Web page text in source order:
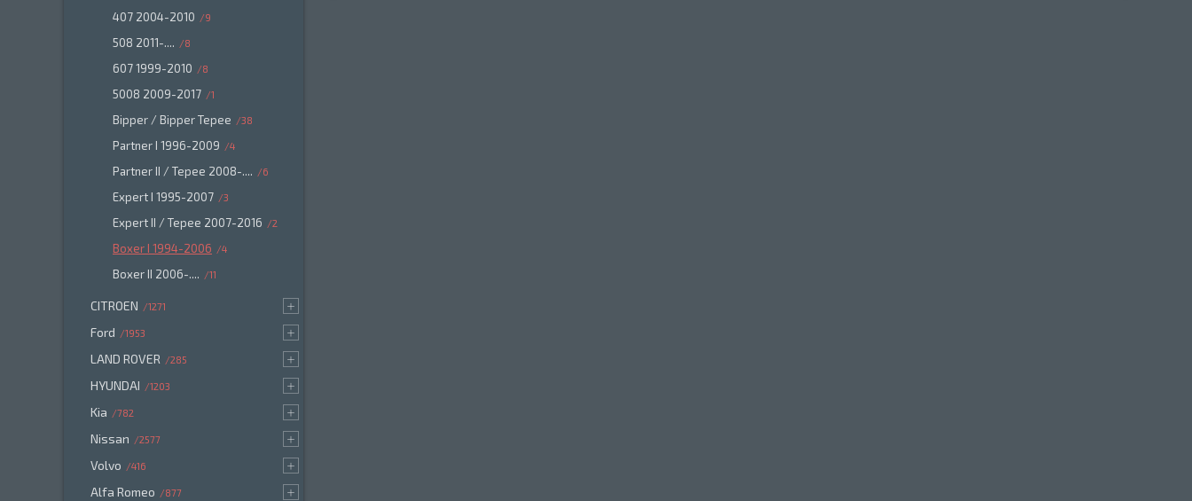
407 2004-2010 9
508 2011-.... 8
607 1999-2010 8
5008 2009-2017 1
Bipper / Bipper Tepee 38
Partner I 1996-2009 4
Partner II / Tepee 2008-.... 6
Expert I 1995-2007 3
Expert II / Tepee 2007-2016 2
Boxer I 1994-2006 4
Boxer II 2006-.... 11
CITROEN 1271
Ford 1953
LAND ROVER 285
HYUNDAI 1203
Kia 782
Nissan 2577
Volvo 416
Alfa Romeo 877